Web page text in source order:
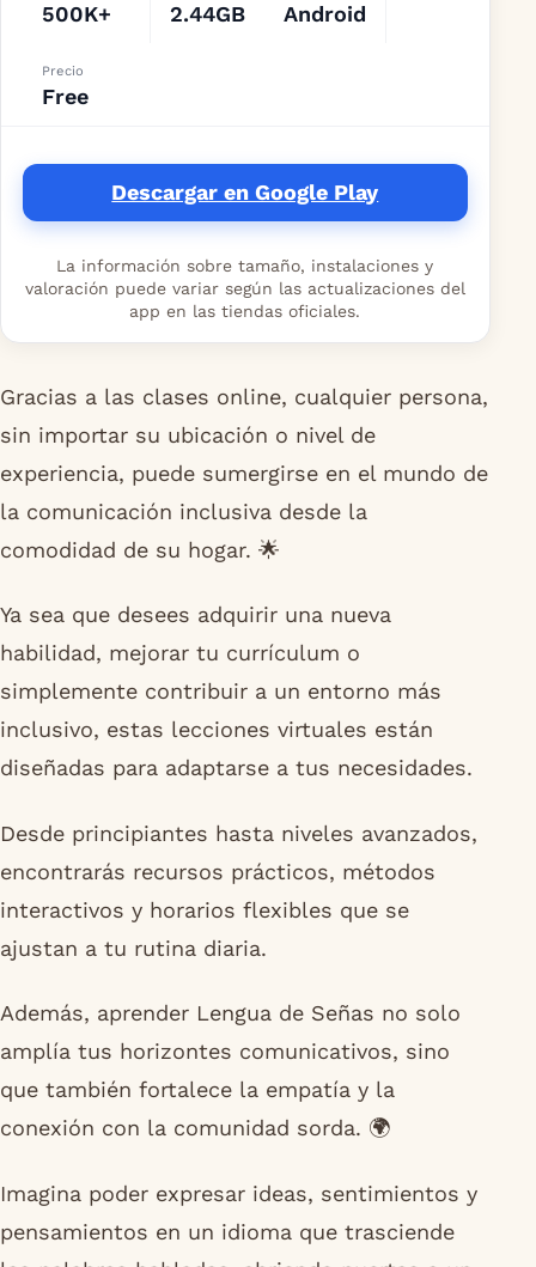
500K+ 2.44GB Android
Precio
Free
Descargar en Google Play
La información sobre tamaño, instalaciones y
valoración puede variar según las actualizaciones del
app en las tiendas oficiales.
Gracias a las clases online, cualquier persona,
sin importar su ubicación o nivel de
experiencia, puede sumergirse en el mundo de
la comunicación inclusiva desde la
comodidad de su hogar. 🌟
Ya sea que desees adquirir una nueva
habilidad, mejorar tu currículum o
simplemente contribuir a un entorno más
inclusivo, estas lecciones virtuales están
diseñadas para adaptarse a tus necesidades.
Desde principiantes hasta niveles avanzados,
encontrarás recursos prácticos, métodos
interactivos y horarios flexibles que se
ajustan a tu rutina diaria.
Además, aprender Lengua de Señas no solo
amplía tus horizontes comunicativos, sino
que también fortalece la empatía y la
conexión con la comunidad sorda. 🌍
Imagina poder expresar ideas, sentimientos y
pensamientos en un idioma que trasciende